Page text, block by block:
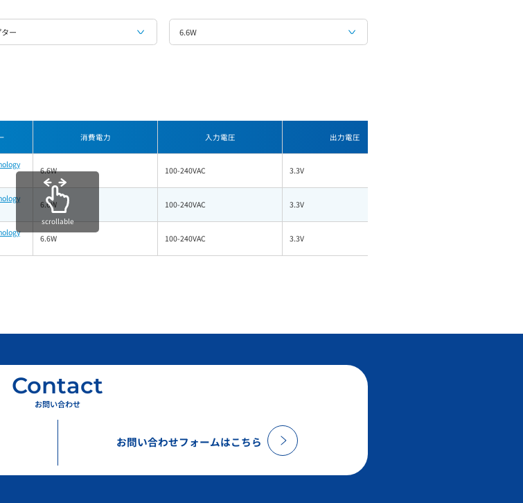
ー 6.6W
消費電力 入力電圧 出力電圧
6.6W 100-240VAC 3.3V
6.6W 100-240VAC 3.3V
6.6W 100-240VAC 3.3V
scrollable
Contact
お問い合わせ
お問い合わせフォームはこちら